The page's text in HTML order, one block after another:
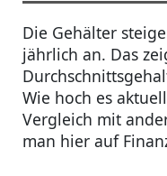
Die Gehälter
jährlich an. Das
Wie hoch es
Vergleich mit
man hier auf